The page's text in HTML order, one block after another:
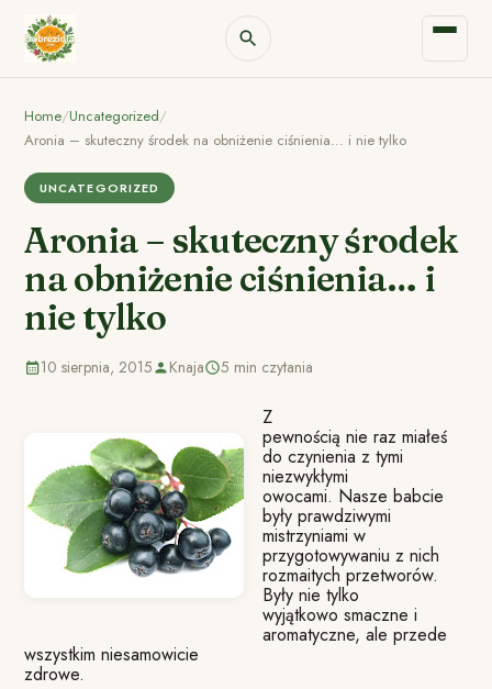
Home/Uncategorized/
Aronia – skuteczny środek na obniżenie ciśnienia… i nie tylko
UNCATEGORIZED
Aronia – skuteczny środek
na obniżenie ciśnienia… i
nie tylko
10 sierpnia, 2015 Knaja 5 min czytania
Z
pewnością nie raz miałeś
do czynienia z tymi
niezwykłymi
owocami. Nasze babcie
były prawdziwymi
mistrzyniami w
przygotowywaniu z nich
rozmaitych przetworów.
Były nie tylko
wyjątkowo smaczne i
aromatyczne, ale przede
wszystkim niesamowicie
zdrowe.